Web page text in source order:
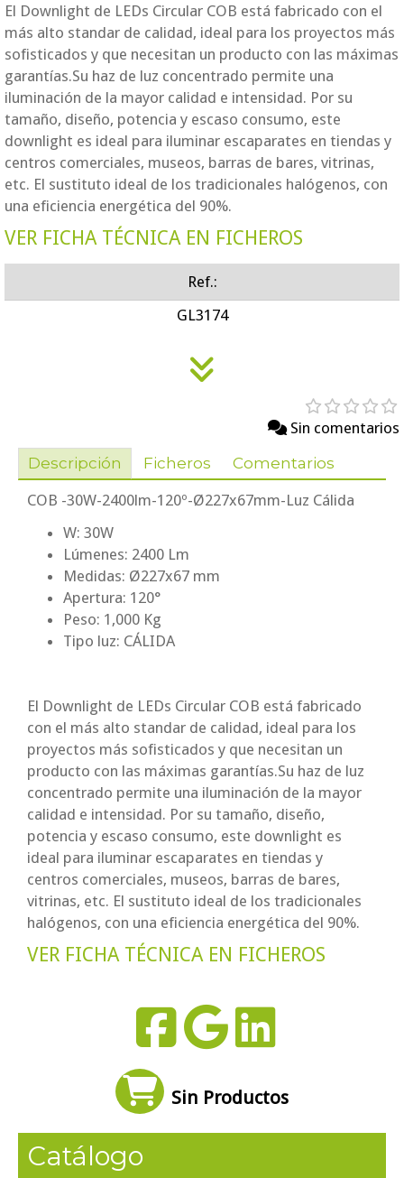
El Downlight de LEDs Circular COB está fabricado con el
más alto standar de calidad, ideal para los proyectos más
sofisticados y que necesitan un producto con las máximas
garantías.Su haz de luz concentrado permite una
iluminación de la mayor calidad e intensidad. Por su
tamaño, diseño, potencia y escaso consumo, este
downlight es ideal para iluminar escaparates en tiendas y
centros comerciales, museos, barras de bares, vitrinas,
etc. El sustituto ideal de los tradicionales halógenos, con
una eficiencia energética del 90%.
VER FICHA TÉCNICA EN FICHEROS
Ref.:
GL3174
Sin comentarios
Descripción
Ficheros Comentarios
COB -30W-2400lm-120º-Ø227x67mm-Luz Cálida
W: 30W
Lúmenes: 2400 Lm
Medidas: Ø227x67 mm
Apertura: 120°
Peso: 1,000 Kg
Tipo luz: CÁLIDA
El Downlight de LEDs Circular COB está fabricado
con el más alto standar de calidad, ideal para los
proyectos más sofisticados y que necesitan un
producto con las máximas garantías.Su haz de luz
concentrado permite una iluminación de la mayor
calidad e intensidad. Por su tamaño, diseño,
potencia y escaso consumo, este downlight es
ideal para iluminar escaparates en tiendas y
centros comerciales, museos, barras de bares,
vitrinas, etc. El sustituto ideal de los tradicionales
halógenos, con una eficiencia energética del 90%.
VER FICHA TÉCNICA EN FICHEROS
Sin Productos
Catálogo